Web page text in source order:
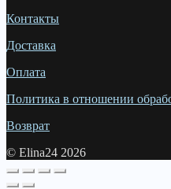
Контакты
Доставка
Оплата
Политика в отношении
Возврат
© Elina24 2026